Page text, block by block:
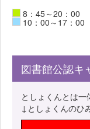
8：45～20：00
10：00～17：00
図書館公認キ
としょくんとは
↓としょくんのひ